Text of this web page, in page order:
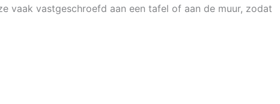
vaak vastgeschroefd aan een tafel of aan de muur, zodat